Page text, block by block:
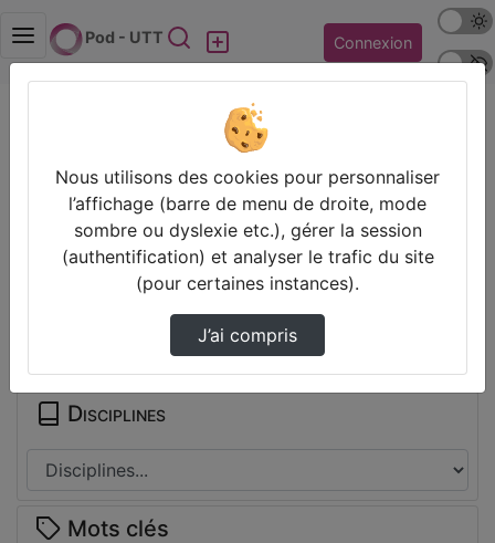
Pod - UTT Rechercher Connexion
Mode
Police
GS15_coursGF_part1.mp4
Prendre des notes
Il n’y a pas de note disponible pour vous pour cette vidéo.
Connectez-vous pour en créer une nouvelle.
Partager
Disciplines
Mots clés
Nous utilisons des cookies pour personnaliser
l’affichage (barre de menu de droite, mode
sombre ou dyslexie etc.), gérer la session
(authentification) et analyser le trafic du site
(pour certaines instances).
J’ai compris